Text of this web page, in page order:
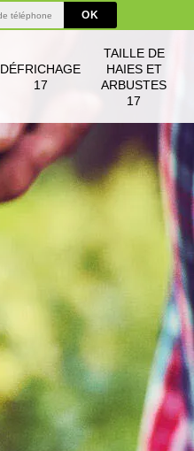
DÉFRICHAGE
17
TAILLE DE
HAIES ET
ARBUSTES
17